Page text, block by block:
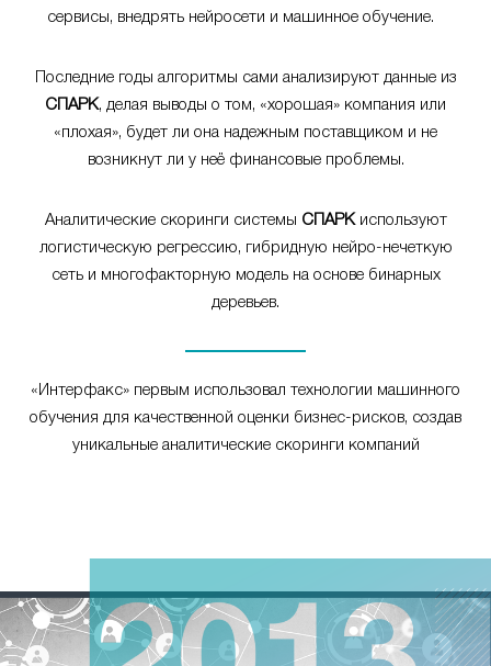
сервисы, внедрять нейросети и машинное обучение.
Последние годы алгоритмы сами анализируют данные из
СПАРК, делая выводы о том, «хорошая» компания или
«плохая», будет ли она надежным поставщиком и не
возникнут ли у неё финансовые проблемы.
Аналитические скоринги системы СПАРКиспользуют
логистическую регрессию, гибридную нейро-нечеткую
сеть и многофакторную модель на основе бинарных
деревьев.
«Интерфакс» первым использовал технологии машинного
обучения для качественной оценки бизнес-рисков, создав
уникальные аналитические скоринги компаний